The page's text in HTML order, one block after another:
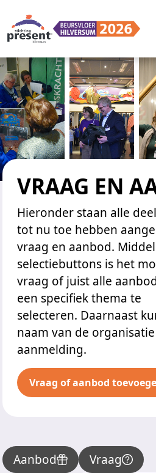
Overslaan en naar hoofdinhoud
Toegankelijkheidsmenu openen
VRAAG EN
Hieronder staan alle
tot nu toe hebben
vraag en aanbod.
selectiebuttons is het
vraag of juist alle
een specifiek thema te
selecteren. Daarnaast
naam van de
aanmelding.
Vraag of aanbod
Aanbod Vraag